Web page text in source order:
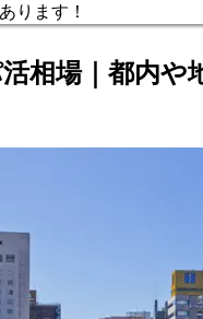
ります！
相場｜都内や